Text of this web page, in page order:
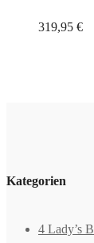
319,95 €
Kategorien
4 Lady’s